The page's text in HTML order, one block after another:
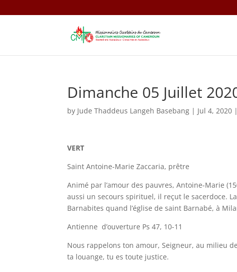
Dimanche 05 Juillet
by Jude Thaddeus Langeh Basebang | Jul 4, 2020
VERT
Saint Antoine-Marie Zaccaria, prêtre
Animé par l’amour des pauvres, Antoine-Marie
aussi un secours spirituel, il reçut le sacerdoce.
Barnabites quand l’église de saint Barnabé, à
Antienne d’ouverture Ps 47, 10-11
Nous rappelons ton amour, Seigneur, au milieu
ta louange, tu es toute justice.